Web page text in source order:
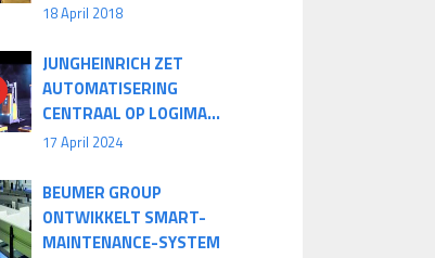
18 April 2018
JUNGHEINRICH ZET
AUTOMATISERING
CENTRAAL OP LOGIMA...
17 April 2024
BEUMER GROUP
ONTWIKKELT SMART-
MAINTENANCE-SYSTEM